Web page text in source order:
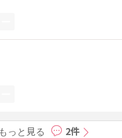
っと見る 2件